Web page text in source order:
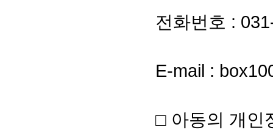
전화번호 :
E-mail :
□ 아동의 개인